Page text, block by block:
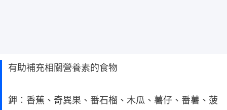
有助補充相關營養素的食物
鉀︰香蕉、奇異果、番石榴、木瓜、薯仔、番薯、菠